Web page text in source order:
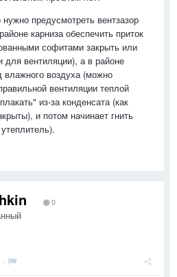
предусмотреть вентзазор
карниза обеспечить приток
софитами закрыть или
для вентиляции), а в районе
влажного воздуха (можно
вентиляции теплой
из-за конденсата (как
и потом начинает гнить
0
·